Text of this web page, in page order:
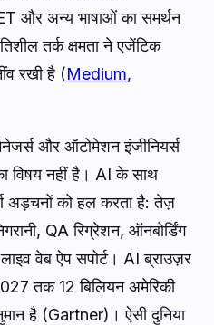
और अन्य भाषाओं का समर्थन
तर्क क्षमता ने एजेंटिक
रखी है (Medium,
और ऑटोमेशन इंजीनियर्स
विषय नहीं है। AI के साथ
अड़चनों को हल करता है: तेज़
QA रिग्रेशन, ऑनबोर्डिंग
वेब ऐप सपोर्ट। AI ब्राउज़र
तक 12 बिलियन अमेरिकी
है (Gartner)। ऐसी दुनिया